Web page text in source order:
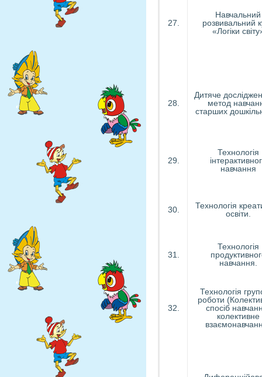
27.
Навчальний
розвивальний
«Логіки
28.
Дитяче
метод
старших
29.
Технологія
навчання
30.
Технологія
освіти.
31.
Технологія
навчання.
32.
Технологія
роботи
спосіб
колективне